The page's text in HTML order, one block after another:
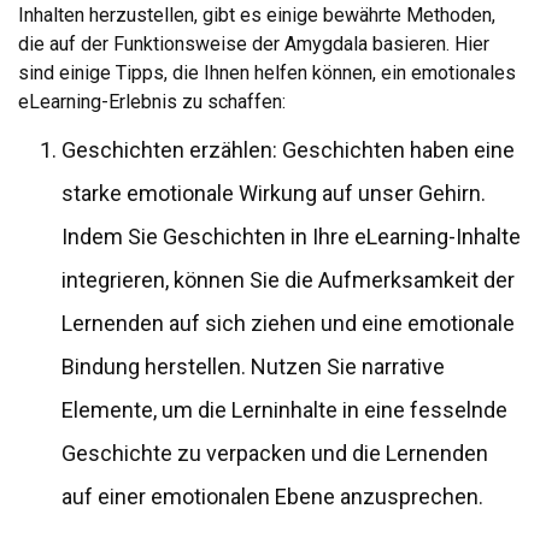
Inhalten herzustellen, gibt es einige bewährte Methoden,
die auf der Funktionsweise der Amygdala basieren. Hier
sind einige Tipps, die Ihnen helfen können, ein emotionales
eLearning-Erlebnis zu schaffen:
Geschichten erzählen: Geschichten haben eine
starke emotionale Wirkung auf unser Gehirn.
Indem Sie Geschichten in Ihre eLearning-Inhalte
integrieren, können Sie die Aufmerksamkeit der
Lernenden auf sich ziehen und eine emotionale
Bindung herstellen. Nutzen Sie narrative
Elemente, um die Lerninhalte in eine fesselnde
Geschichte zu verpacken und die Lernenden
auf einer emotionalen Ebene anzusprechen.